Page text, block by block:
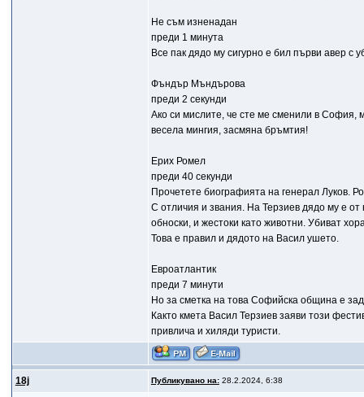
Не съм изненадан
преди 1 минута
Все пак дядо му сигурно е бил първи авер с
Фъндър Мъндърова
преди 2 секунди
Ако си мислите, че сте ме сменили в София,
весела мингия, засмяна бръмтия!
Ерих Ромел
преди 40 секунди
Прочетете биографията на генерал Луков.
С отличия и звания. На Терзиев дядо му е от
обноски, и жестоки като животни. Убиват
Това е правил и дядото на Васил ушето.
Евроатлантик
преди 7 минути
Но за сметка на това Софийска община е
Както кмета Васил Терзиев заяви този
привлича и хиляди туристи.
18j Публикувано на:28.2.2024, 6:38